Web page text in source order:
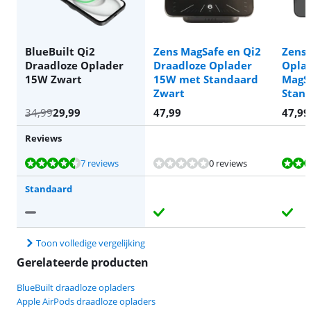
BlueBuilt Qi2
Draadloze Oplader
15W Zwart
Zens MagSafe en Qi2
Draadloze Oplader
15W met Standaard
Zwart
Zens
34,9929,99 47,99 47,99
Reviews
Beoordeling is 8,5 van de 10, gebaseerd op 7 reviews.
7 reviews 0 reviews
Beoordeling is 9,4 van de 10, gebaseerd op 12 reviews.
Beoordeling is 8,8 van de 10, gebaseerd op 19 reviews.
Standaard
Toon volledige vergelijking
Gerelateerde producten
BlueBuilt draadloze opladers
Apple AirPods draadloze opladers